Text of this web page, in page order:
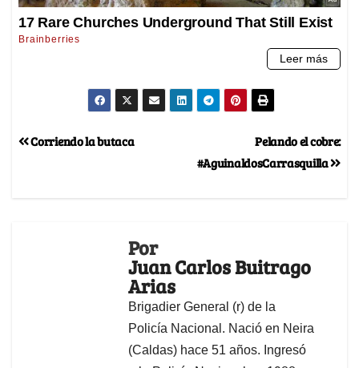
Pelando el cobre:
#AguinaldosCarrasquilla
Corriendo la butaca
Por
Juan Carlos Buitrago
Arias
Brigadier General (r) de la
Policía Nacional. Nació en Neira
(Caldas) hace 51 años. Ingresó